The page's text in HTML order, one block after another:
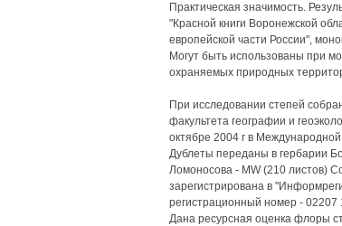
Практическая значимость.
"Красной книги Воронежской
европейской части России",
Могут быть использованы при
охраняемых природных
При исследовании степей
факультета географии и
октябре 2004 г в
Дублеты переданы в гербарии
Ломоносова - MW (210 листов)
зарегистрирована в
регистрационный номер - 02207
Дана ресурсная оценка флоры